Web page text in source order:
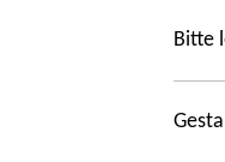
Bitte